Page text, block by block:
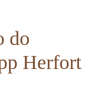
do
Herfort